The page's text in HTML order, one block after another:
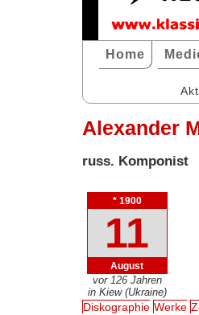
Home
Alexander
russ. Komponist
* 1900
11
August
vor 126 Jahren
in Kiew (Ukraine)
Diskographie Werke